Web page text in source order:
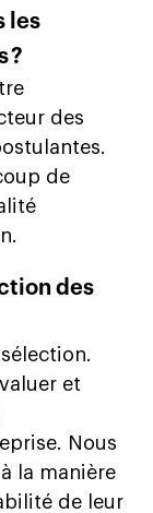
les
?
des
de
des
et
Nous
la manière
de leur